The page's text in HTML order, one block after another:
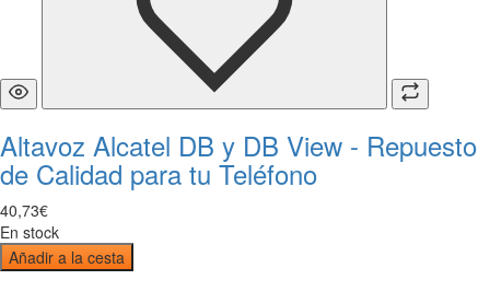
Altavoz Alcatel DB y DB View - Repuesto
de Calidad para tu Teléfono
40,73€
En stock
Añadir a la cesta